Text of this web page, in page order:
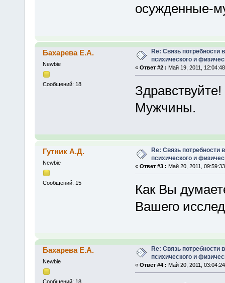
осужденные-
Бахарева Е.А.
Newbie
Сообщений: 18
Re: Связь потребности
психического и
« Ответ #2 : Май 19, 2011,
Здравствуйте!
Мужчины.
Гутник А.Д.
Newbie
Сообщений: 15
Re: Связь потребности
психического и
« Ответ #3 : Май 20, 2011,
Как Вы
Вашего
Бахарева Е.А.
Newbie
Сообщений: 18
Re: Связь
психического и
« Ответ #4 : Май 20, 2011,